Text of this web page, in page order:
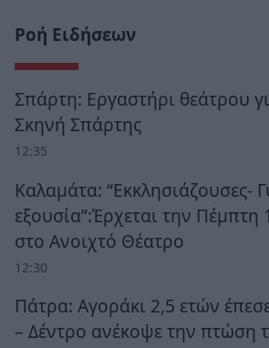
Ροή Ειδήσεων
Σπάρτη: Εργαστήρι θεάτρου
Σκηνή Σπάρτης
12:35
Καλαμάτα: “Εκκλησιάζουσες-
εξουσία”:Έρχεται την
στο Ανοιχτό Θέατρο
12:30
Πάτρα: Αγοράκι 2,5 ετών
– Δέντρο ανέκοψε την πτώση